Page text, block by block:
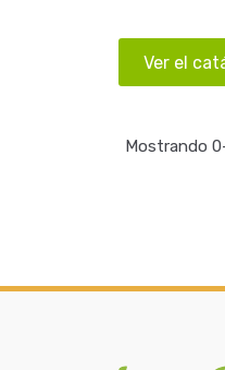
Ver el
Mostrando